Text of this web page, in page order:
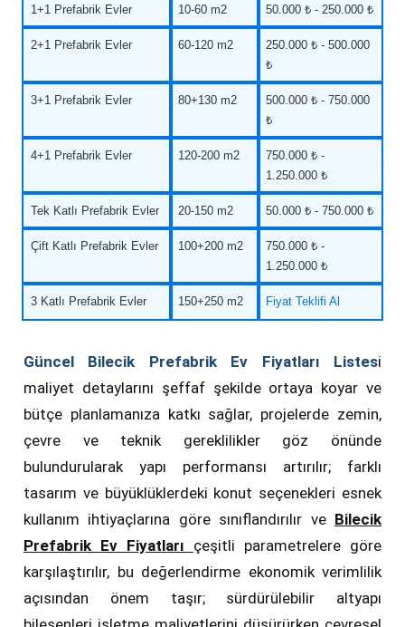
1+1 Prefabrik Evler 10-60 m2 50.000 ₺ - 250.000 ₺
2+1 Prefabrik Evler 60-120 m2
250.000 ₺ - 500.000
₺
3+1 Prefabrik Evler 80+130 m2
500.000 ₺ - 750.000
₺
4+1 Prefabrik Evler 120-200 m2
750.000 ₺ -
1.250.000 ₺
Tek Katlı Prefabrik Evler 20-150 m2 50.000 ₺ - 750.000 ₺
Çift Katlı Prefabrik Evler 100+200 m2
750.000 ₺ -
1.250.000 ₺
3 Katlı Prefabrik Evler 150+250 m2 Fiyat Teklifi Al
Güncel Bilecik Prefabrik Ev Fiyatları Listesi
maliyet detaylarını şeffaf şekilde ortaya koyar ve
bütçe planlamanıza katkı sağlar, projelerde zemin,
çevre ve teknik gereklilikler göz önünde
bulundurularak yapı performansı artırılır; farklı
tasarım ve büyüklüklerdeki konut seçenekleri esnek
kullanım ihtiyaçlarına göre sınıflandırılır ve Bilecik
Prefabrik Ev Fiyatları çeşitli parametrelere göre
karşılaştırılır, bu değerlendirme ekonomik verimlilik
açısından önem taşır; sürdürülebilir altyapı